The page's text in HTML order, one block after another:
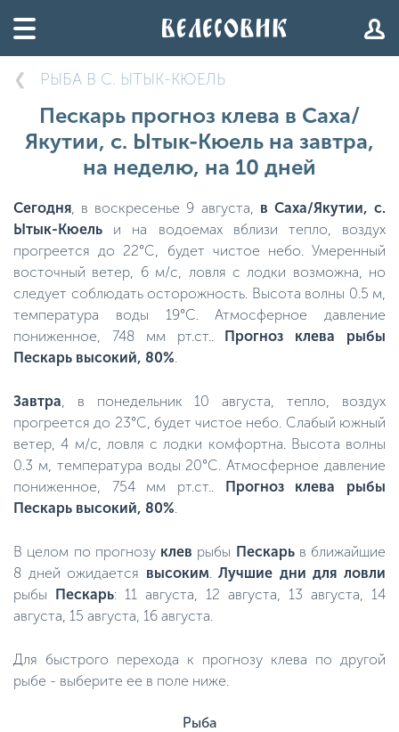
РЫБА В С. ЫТЫК-КЮЕЛЬ
Пескарь прогноз клева в Саха/
Якутии, с. Ытык-Кюель на завтра,
на неделю, на 10 дней
Сегодня, в воскресенье 9 августа, в Саха/Якутии, с.
Ытык-Кюель и на водоемах вблизи тепло, воздух
прогреется до 22°C, будет чистое небо. Умеренный
восточный ветер, 6 м/с, ловля с лодки возможна, но
следует соблюдать осторожность. Высота волны 0.5 м,
температура воды 19°C. Атмосферное давление
пониженное, 748 мм рт.ст.. Прогноз клева рыбы
Пескарь высокий, 80%.
Завтра, в понедельник 10 августа, тепло, воздух
прогреется до 23°C, будет чистое небо. Слабый южный
ветер, 4 м/с, ловля с лодки комфортна. Высота волны
0.3 м, температура воды 20°C. Атмосферное давление
пониженное, 754 мм рт.ст.. Прогноз клева рыбы
Пескарь высокий, 80%.
В целом по прогнозу клев рыбы Пескарьв ближайшие
8 дней ожидается высоким.Лучшие дни для ловли
рыбы Пескарь: 11 августа, 12 августа, 13 августа, 14
августа, 15 августа, 16 августа.
Для быстрого перехода к прогнозу клева по другой
рыбе - выберите ее в поле ниже.
Рыба